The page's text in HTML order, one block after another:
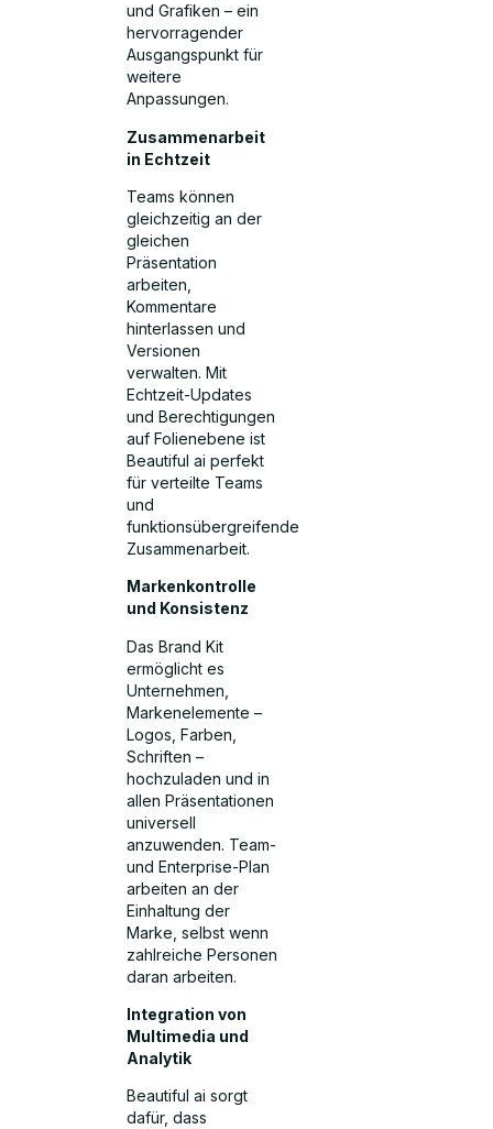
und Grafiken – ein
hervorragender
Ausgangspunkt für
weitere
Anpassungen.
Zusammenarbeit
in Echtzeit
Teams können
gleichzeitig an der
gleichen
Präsentation
arbeiten,
Kommentare
hinterlassen und
Versionen
verwalten. Mit
Echtzeit-Updates
und Berechtigungen
auf Folienebene ist
Beautiful ai perfekt
für verteilte Teams
und
funktionsübergreifende
Zusammenarbeit.
Markenkontrolle
und Konsistenz
Das Brand Kit
ermöglicht es
Unternehmen,
Markenelemente –
Logos, Farben,
Schriften –
hochzuladen und in
allen Präsentationen
universell
anzuwenden. Team-
und Enterprise-Plan
arbeiten an der
Einhaltung der
Marke, selbst wenn
zahlreiche Personen
daran arbeiten.
Integration von
Multimedia und
Analytik
Beautiful ai sorgt
dafür, dass